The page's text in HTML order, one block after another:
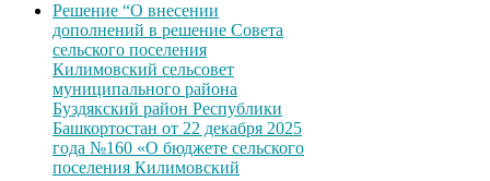
Решение “О внесении
дополнений в решение Совета
сельского поселения
Килимовский сельсовет
муниципального района
Буздякский район Республики
Башкортостан от 22 декабря 2025
года №160 «О бюджете сельского
поселения Килимовский